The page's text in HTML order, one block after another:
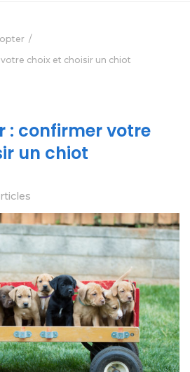
choix et choisir un chiot
: confirmer votre
un chiot